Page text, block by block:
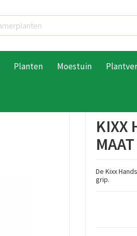
Planten Moestuin
KIXX
De Kixx
grip.